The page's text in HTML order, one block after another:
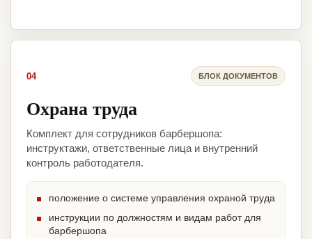
04 БЛОК ДОКУМЕНТОВ
Охрана труда
Комплект для сотрудников барбершопа:
инструктажи, ответственные лица и внутренний
контроль работодателя.
положение о системе управления охраной труда
инструкции по должностям и видам работ для
барбершопа